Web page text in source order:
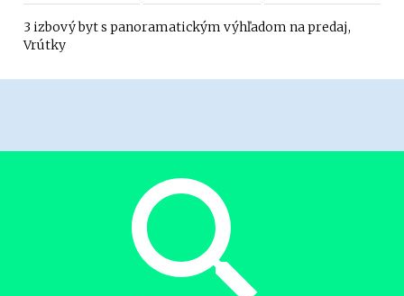
3 izbový byt s panoramatickým výhľadom na predaj,
Vrútky